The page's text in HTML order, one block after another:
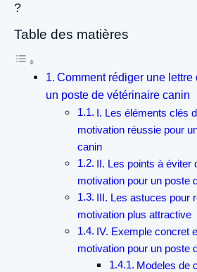
?
Table des matières
Comment rédiger une
un poste de vétérinaire canin
I. Les éléments clés
motivation réussie pour
canin
II. Les points à éviter
motivation pour un poste
III. Les astuces pour
motivation plus attractive
IV. Exemple concret
motivation pour un poste
Modeles de